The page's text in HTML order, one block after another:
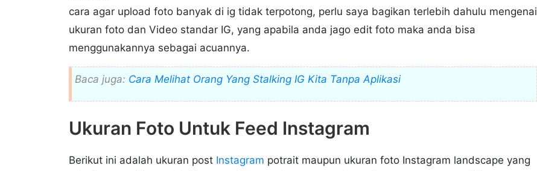
cara agar upload foto banyak di ig tidak terpotong, perlu saya bagikan terlebih dahulu mengenai
ukuran foto dan Video standar IG, yang apabila anda jago edit foto maka anda bisa
menggunakannya sebagai acuannya.
Baca juga: Cara Melihat Orang Yang Stalking IG Kita Tanpa Aplikasi
Ukuran Foto Untuk Feed Instagram
Berikut ini adalah ukuran post Instagram potrait maupun ukuran foto Instagram landscape yang